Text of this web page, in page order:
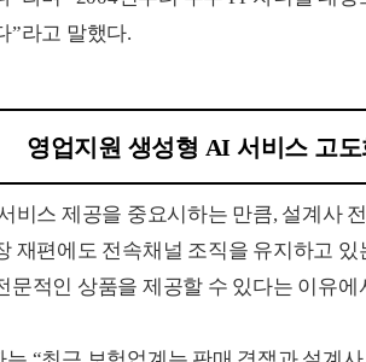
”라고 말했다.
영업지원 생성형 AI 서비스 고
비스 제공을 중요시하는 만큼, 설계사
재편에도 전속채널 조직을 유지하고
문적인 상품을 제공할 수 있다는 이유에